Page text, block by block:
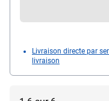
Livraison directe par
livraison